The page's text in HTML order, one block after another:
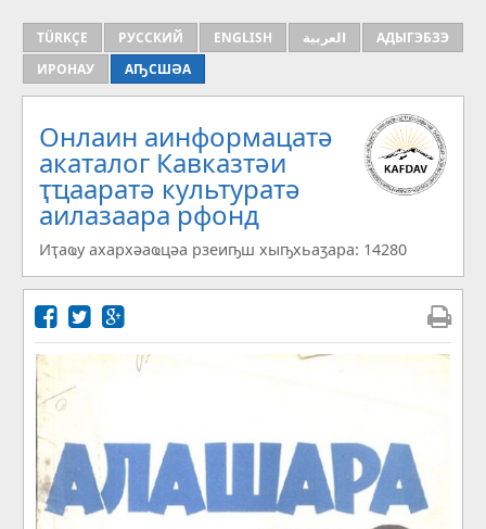
TÜRKÇE РУССКИЙ ENGLISH العربية
АДЫГЭБЗЭ
ИРОНАУ
АҦСШӘА
Онлаин аинформацатә
aкаталог Кавказтәи
ҭҵааратә культуратә
аилазаара рфонд
Иҭаҩу ахархәаҩцәа рзеиҧш хыҧхьаӡара: 14280